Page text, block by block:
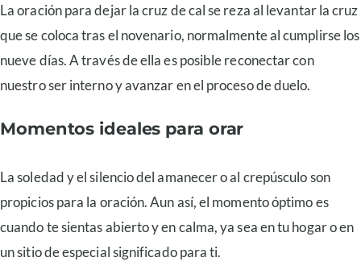
La oración para dejar la cruz de cal se reza al levantar la cruz
que se coloca tras el novenario, normalmente al cumplirse los
nueve días. A través de ella es posible reconectar con
nuestro ser interno y avanzar en el proceso de duelo.
Momentos ideales para orar
La soledad y el silencio del amanecer o al crepúsculo son
propicios para la oración. Aun así, el momento óptimo es
cuando te sientas abierto y en calma, ya sea en tu hogar o en
un sitio de especial significado para ti.